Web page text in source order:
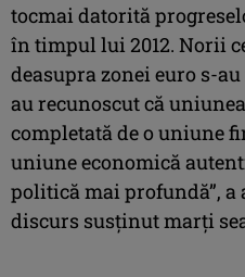
tocmai datorită
în timpul lui 2012. Norii
deasupra zonei euro s-
au recunoscut că
completată de o uniune
uniune economică
politică mai profundă”,
discurs susţinut marţi